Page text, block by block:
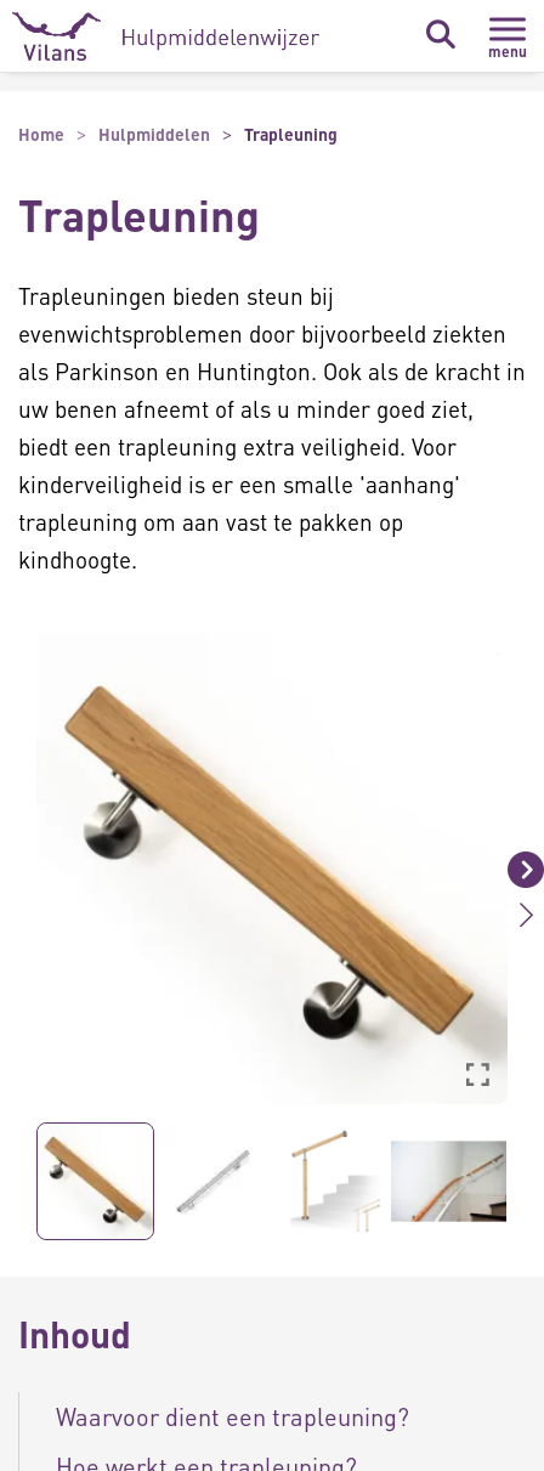
Naar hoofdinhoud
Naar footer
menu
Home Hulpmiddelen Trapleuning
Trapleuning
Trapleuningen bieden steun bij
evenwichtsproblemen door bijvoorbeeld ziekten
als Parkinson en Huntington. Ook als de kracht in
uw benen afneemt of als u minder goed ziet,
biedt een trapleuning extra veiligheid. Voor
kinderveiligheid is er een smalle 'aanhang'
trapleuning om aan vast te pakken op
kindhoogte.
Inhoud
Waarvoor dient een trapleuning?